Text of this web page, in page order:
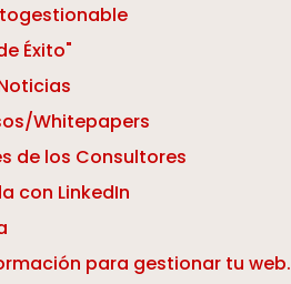
Éxito"
Whitepapers
de los Consultores
con LinkedIn
para gestionar tu web.